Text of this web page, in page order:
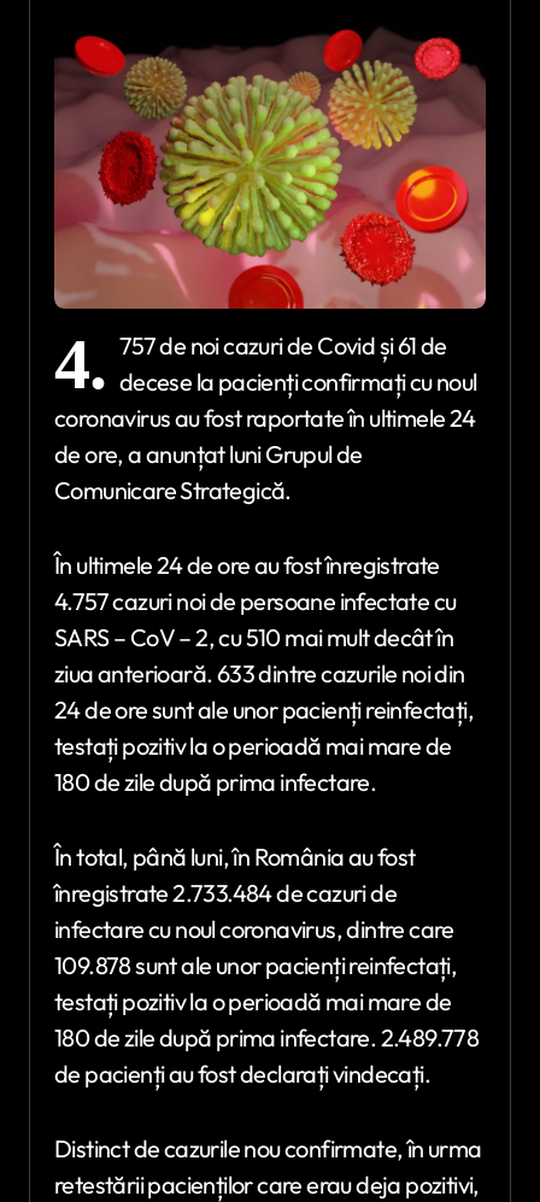
4. 757 de noi cazuri de Covid și 61 de
decese la pacienți confirmați cu noul
coronavirus au fost raportate în ultimele 24
de ore, a anunțat luni Grupul de
Comunicare Strategică.
În ultimele 24 de ore au fost înregistrate
4.757 cazuri noi de persoane infectate cu
SARS – CoV – 2, cu 510 mai mult decât în
ziua anterioară. 633 dintre cazurile noi din
24 de ore sunt ale unor pacienți reinfectați,
testați pozitiv la o perioadă mai mare de
180 de zile după prima infectare.
În total, până luni, în România au fost
înregistrate 2.733.484 de cazuri de
infectare cu noul coronavirus, dintre care
109.878 sunt ale unor pacienți reinfectați,
testați pozitiv la o perioadă mai mare de
180 de zile după prima infectare. 2.489.778
de pacienți au fost declarați vindecați.
Distinct de cazurile nou confirmate, în urma
retestării pacienților care erau deja pozitivi,